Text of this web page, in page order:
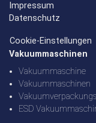
Impressum
Datenschutz
Cookie-Einstellungen
Vakuummaschinen
Vakuummaschine
Vakuummaschinen
ESD